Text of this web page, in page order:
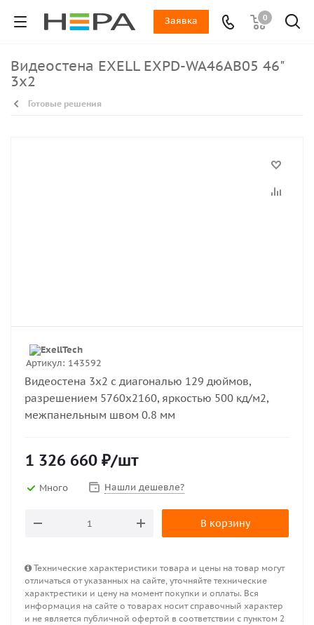
0
Заявка
Видеостена EXELL EXPD-WA46AB05 46"
3х2
Готовые решения
Артикул: 143592
Видеостена 3х2 с диагональю 129 дюймов,
разрешением 5760х2160, яркостью 500 кд/м2,
межпанельным швом 0.8 мм
1 326 660 ₽/шт
Много Нашли дешевле?
В корзину
Технические характеристики товара и цены на товар могут
отличаться от указанных на сайте, уточняйте технические
характрестики и цену на момент покупки и оплаты. Вся
информация на сайте о товарах носит справочный характер
и не является публичной офертой в соответствии с пунктом 2